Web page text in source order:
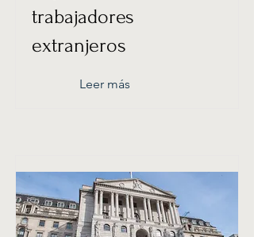
trabajadores
extranjeros
Leer más